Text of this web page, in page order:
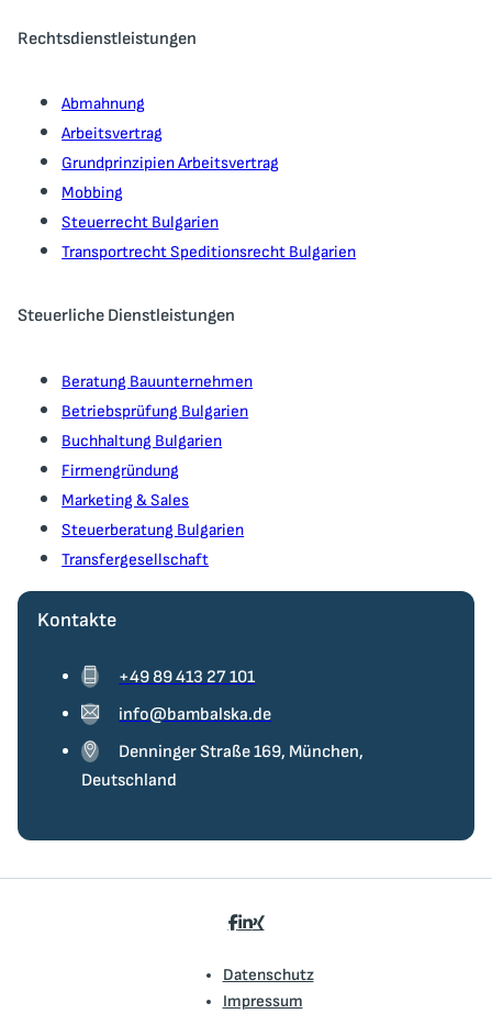
Rechtsdienstleistungen
Abmahnung
Arbeitsvertrag
Grundprinzipien Arbeitsvertrag
Mobbing
Steuerrecht Bulgarien
Transportrecht Speditionsrecht Bulgarien
Steuerliche Dienstleistungen
Beratung Bauunternehmen
Betriebsprüfung Bulgarien
Buchhaltung Bulgarien
Firmengründung
Marketing & Sales
Steuerberatung Bulgarien
Transfergesellschaft
Kontakte
+49 89 413 27 101
info@bambalska.de
Denninger Straße 169, München,
Deutschland
Datenschutz
Impressum